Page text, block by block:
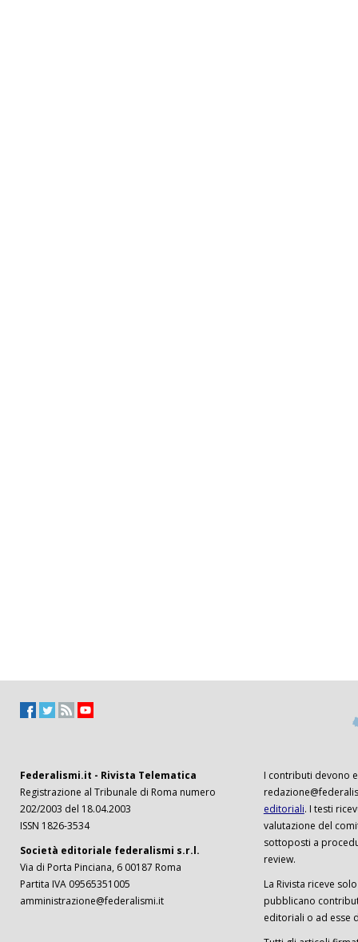
Federalismi.it - Rivista Telematica
Registrazione al Tribunale di Roma numero
202/2003 del 18.04.2003
ISSN 1826-3534
Società editoriale federalismi s.r.l.
Via di Porta Pinciana, 6 00187 Roma
Partita IVA 09565351005
amministrazione@federalismi.it
I contributi devono
editoriali. I testi
valutazione del
sottoposti a
review.
La Rivista riceve
pubblicano
editoriali o ad esse